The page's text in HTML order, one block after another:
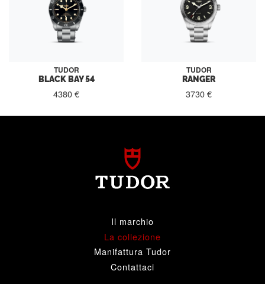
TUDOR
BLACK BAY 54
4380 €
TUDOR
RANGER
3730 €
Il marchio
La collezione
Manifattura Tudor
Contattaci